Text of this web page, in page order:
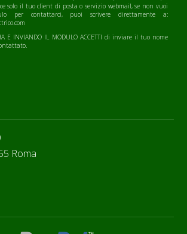
solo il tuo client di posta o servizio webmail, se non vuoi
per contattarci, puoi scrivere direttamente a:
E INVIANDO IL MODULO ACCETTI di inviare il tuo nome
Roma